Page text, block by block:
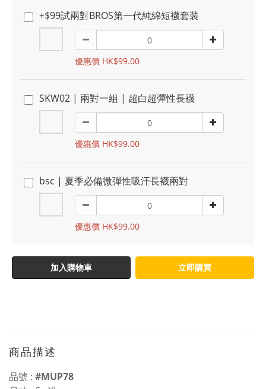
+$99試兩對BROS第一代純綿短襪套裝
優惠價 HK$99.00
SKW02 | 兩對一組 | 超白超彈性長襪
優惠價 HK$99.00
bsc | 夏季必備微彈性吸汗長襪兩對
優惠價 HK$99.00
加入購物車 立即購買
商品描述
品號 : #MUP78